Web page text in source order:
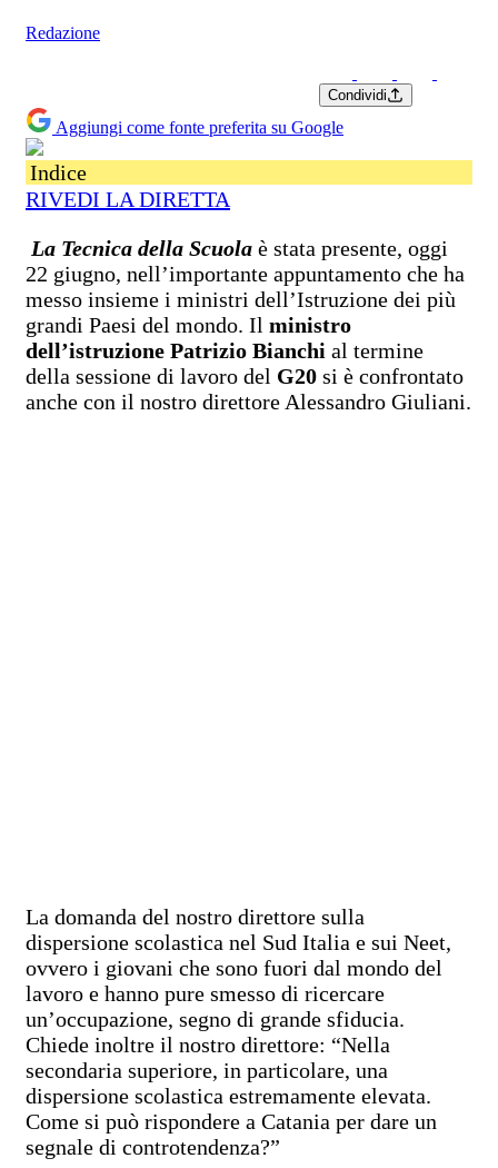
Redazione
Condividi
Aggiungi come fonte preferita su Google
Indice
RIVEDI LA DIRETTA
La Tecnica della Scuola è stata presente, oggi
22 giugno, nell’importante appuntamento che ha
messo insieme i ministri dell’Istruzione dei più
grandi Paesi del mondo. Il ministro
dell’istruzione Patrizio Bianchi al termine
della sessione di lavoro del G20 si è confrontato
anche con il nostro direttore Alessandro Giuliani.
La domanda del nostro direttore sulla
dispersione scolastica nel Sud Italia e sui Neet,
ovvero i giovani che sono fuori dal mondo del
lavoro e hanno pure smesso di ricercare
un’occupazione, segno di grande sfiducia.
Chiede inoltre il nostro direttore: “Nella
secondaria superiore, in particolare, una
dispersione scolastica estremamente elevata.
Come si può rispondere a Catania per dare un
segnale di controtendenza?”